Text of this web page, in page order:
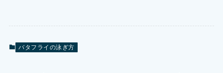
バタフライの泳ぎ方